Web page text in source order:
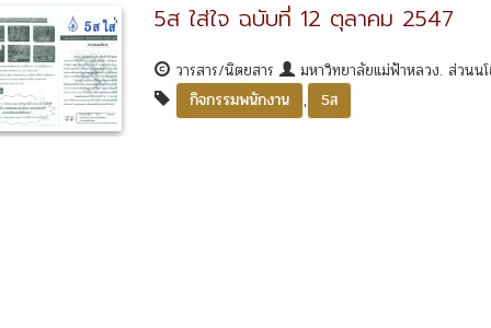
5ส ใส่ใจ ฉบับที่ 12 ตุลาคม 2547
วารสาร/นิตยสาร มหาวิทยาลัยแม่ฟ้าหลวง. ส่วนน
กิจกรรมพนักงาน
, 5ส